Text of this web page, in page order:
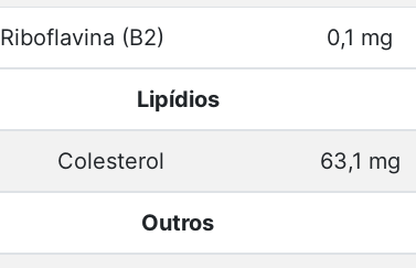
Riboflavina (B2) 0,1 mg
Lipídios
Colesterol 63,1 mg
Outros